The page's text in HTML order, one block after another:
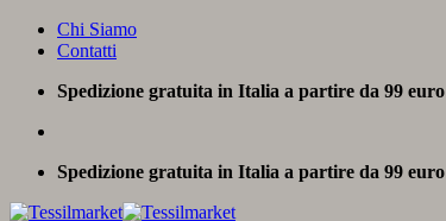
Salta
Chi Siamo
Contatti
Spedizione gratuita in Italia a partire da 99 euro
Spedizione gratuita in Italia a partire da 99 euro